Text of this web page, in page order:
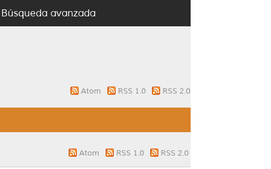
Búsqueda avanzada
Atom RSS 1.0 RSS 2.0
Atom RSS 1.0 RSS 2.0